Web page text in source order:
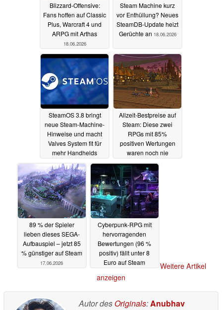
Blizzard-Offensive:
Fans hoffen auf Classic
Plus, Warcraft 4 und
ARPG mit Arthas
18.06.2026
Steam Machine kurz
vor Enthüllung? Neues
SteamDB-Update heizt
Gerüchte an 18.06.2026
SteamOS 3.8 bringt
neue Steam-Machine-
Hinweise und macht
Valves System fit für
mehr Handhelds
18.06.2026
Allzeit-Bestpreise auf
Steam: Diese zwei
RPGs mit 85%
positiven Wertungen
waren noch nie
günstiger17.06.2026
89 % der Spieler
lieben dieses SEGA-
Aufbauspiel – jetzt 85
% günstiger auf Steam
17.06.2026
Cyberpunk-RPG mit
hervorragenden
Bewertungen (96 %
positiv) fällt unter 8
Euro auf Steam
Weitere Artikel
anzeigen
Autor des Originals:Anubhav